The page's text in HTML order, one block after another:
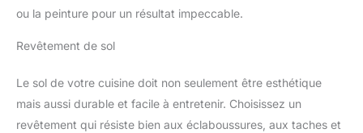
ou la peinture pour un résultat impeccable.
Revêtement de sol
Le sol de votre cuisine doit non seulement être esthétique
mais aussi durable et facile à entretenir. Choisissez un
revêtement qui résiste bien aux éclaboussures, aux taches et